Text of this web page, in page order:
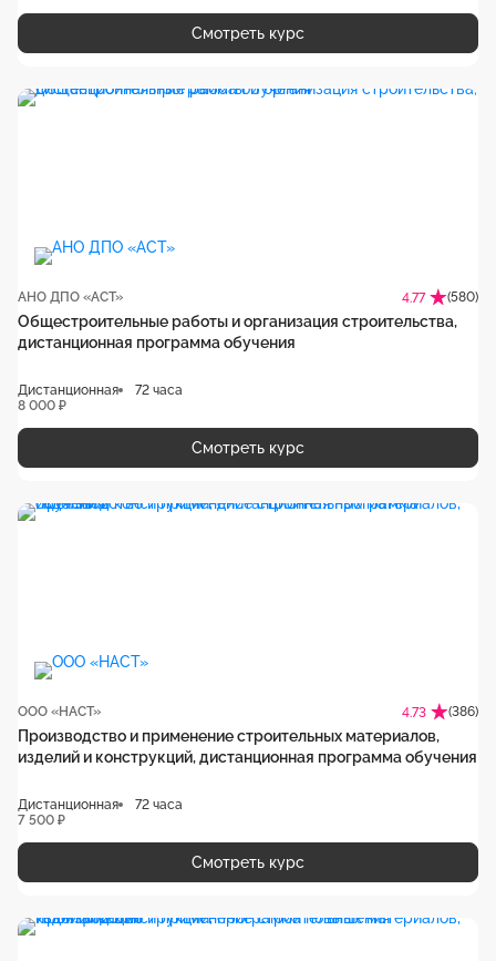
Смотреть курс
АНО ДПО «АСТ» 4.77 (580)
Общестроительные работы и организация строительства,
дистанционная программа обучения
Дистанционная
72 часа
8 000 ₽
Смотреть курс
ООО «НАСТ» 4.73 (386)
Производство и применение строительных материалов,
изделий и конструкций, дистанционная программа обучения
Дистанционная
72 часа
7 500 ₽
Смотреть курс